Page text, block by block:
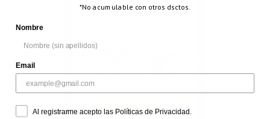
*No acumulable con otros dsctos.
Nombre
Email
Al registrarme acepto las Políticas de Privacidad.